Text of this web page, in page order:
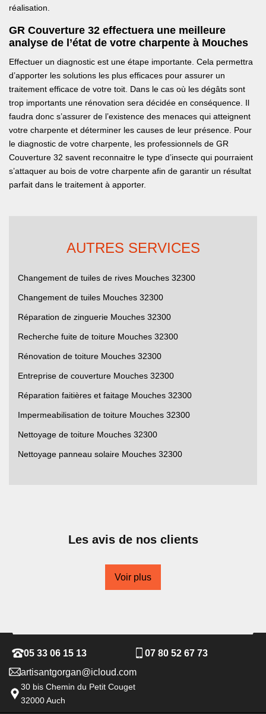
réalisation.
GR Couverture 32 effectuera une meilleure
analyse de l’état de votre charpente à Mouches
Effectuer un diagnostic est une étape importante. Cela permettra
d’apporter les solutions les plus efficaces pour assurer un
traitement efficace de votre toit. Dans le cas où les dégâts sont
trop importants une rénovation sera décidée en conséquence. Il
faudra donc s’assurer de l’existence des menaces qui atteignent
votre charpente et déterminer les causes de leur présence. Pour
le diagnostic de votre charpente, les professionnels de GR
Couverture 32 savent reconnaitre le type d’insecte qui pourraient
s’attaquer au bois de votre charpente afin de garantir un résultat
parfait dans le traitement à apporter.
AUTRES SERVICES
Changement de tuiles de rives Mouches 32300
Changement de tuiles Mouches 32300
Réparation de zinguerie Mouches 32300
Recherche fuite de toiture Mouches 32300
Rénovation de toiture Mouches 32300
Entreprise de couverture Mouches 32300
Réparation faitières et faitage Mouches 32300
Impermeabilisation de toiture Mouches 32300
Nettoyage de toiture Mouches 32300
Nettoyage panneau solaire Mouches 32300
Les avis de nos clients
Voir plus
05 33 06 15 13
07 80 52 67 73
artisantgorgan@icloud.com
30 bis Chemin du Petit Couget
32000 Auch